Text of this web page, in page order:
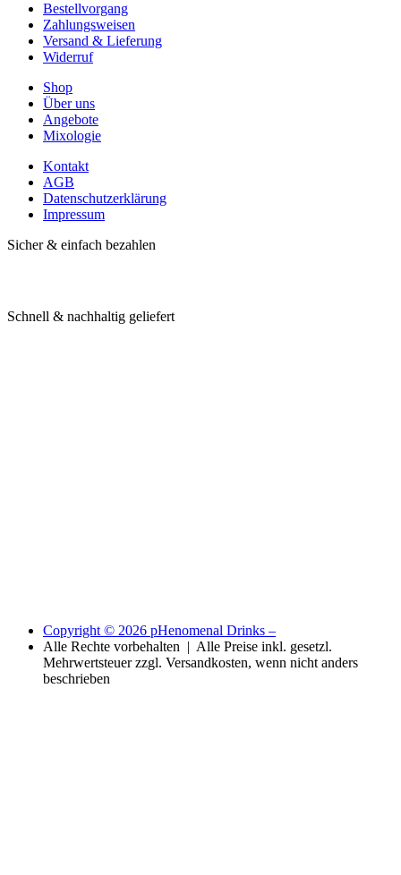
Bestellvorgang
Zahlungsweisen
Versand & Lieferung
Widerruf
Shop
Über uns
Angebote
Mixologie
Kontakt
AGB
Datenschutzerklärung
Impressum
Sicher & einfach bezahlen
Schnell & nachhaltig geliefert
Copyright © 2026 pHenomenal Drinks –
Alle Rechte vorbehalten | Alle Preise inkl. gesetzl.
Mehrwertsteuer zzgl. Versandkosten, wenn nicht anders
beschrieben